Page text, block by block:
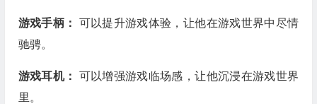
游戏手柄： 可以提升游戏体验，让他在游戏世界中尽情
驰骋。
游戏耳机： 可以增强游戏临场感，让他沉浸在游戏世界
里。